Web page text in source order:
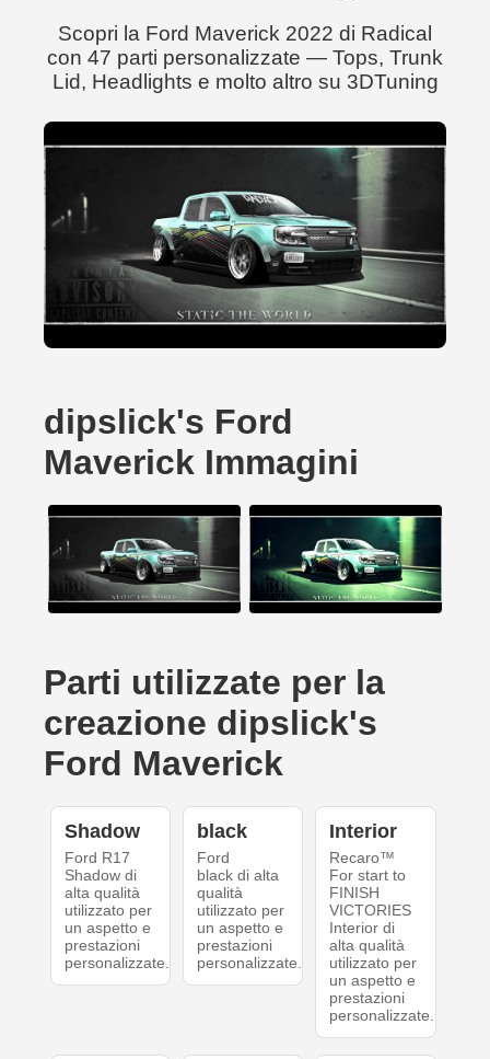
Scopri la Ford Maverick 2022 di Radical
con 47 parti personalizzate — Tops, Trunk
Lid, Headlights e molto altro su 3DTuning
dipslick's Ford
Maverick Immagini
Parti utilizzate per la
creazione dipslick's
Ford Maverick
Shadow
Ford R17
Shadow di
alta qualità
utilizzato per
un aspetto e
prestazioni
personalizzate.
black
Ford
black di alta
qualità
utilizzato per
un aspetto e
prestazioni
personalizzate.
Interior
Recaro™
For start to
FINISH
VICTORIES
Interior di
alta qualità
utilizzato per
un aspetto e
prestazioni
personalizzate.